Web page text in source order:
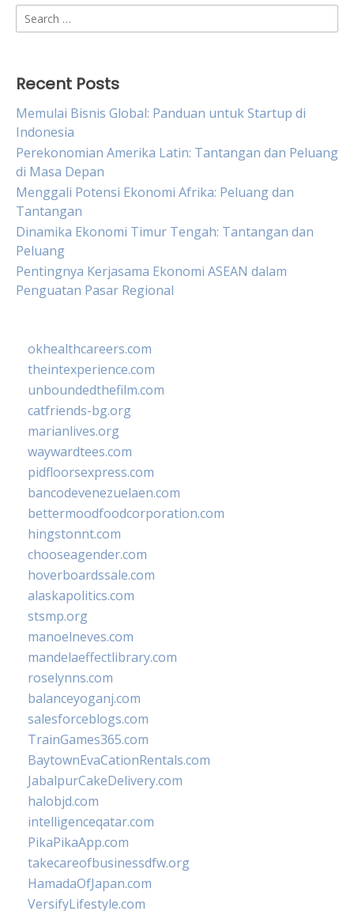
Search
for:
Recent Posts
Memulai Bisnis Global: Panduan untuk Startup di
Indonesia
Perekonomian Amerika Latin: Tantangan dan Peluang
di Masa Depan
Menggali Potensi Ekonomi Afrika: Peluang dan
Tantangan
Dinamika Ekonomi Timur Tengah: Tantangan dan
Peluang
Pentingnya Kerjasama Ekonomi ASEAN dalam
Penguatan Pasar Regional
okhealthcareers.com
theintexperience.com
unboundedthefilm.com
catfriends-bg.org
marianlives.org
waywardtees.com
pidfloorsexpress.com
bancodevenezuelaen.com
bettermoodfoodcorporation.com
hingstonnt.com
chooseagender.com
hoverboardssale.com
alaskapolitics.com
stsmp.org
manoelneves.com
mandelaeffectlibrary.com
roselynns.com
balanceyoganj.com
salesforceblogs.com
TrainGames365.com
BaytownEvaCationRentals.com
JabalpurCakeDelivery.com
halobjd.com
intelligenceqatar.com
PikaPikaApp.com
takecareofbusinessdfw.org
HamadaOfJapan.com
VersifyLifestyle.com